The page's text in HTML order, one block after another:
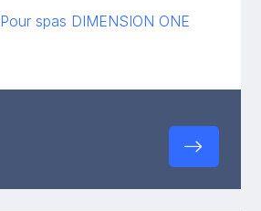
Pour spas DIMENSION ONE